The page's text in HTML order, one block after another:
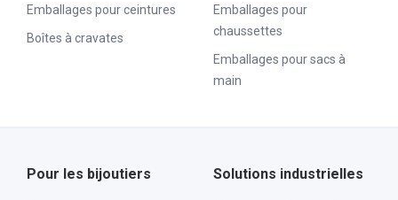
Emballages pour ceintures
Boîtes à cravates
Emballages pour
chaussettes
Emballages pour sacs à
main
Pour les bijoutiers Solutions industrielles